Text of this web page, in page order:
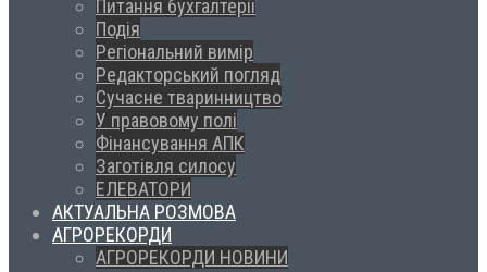
Питання бухгалтерії
Подія
Регіональний вимір
Редакторський погляд
Сучасне тваринництво
У правовому полі
Фінансування АПК
Заготівля силосу
ЕЛЕВАТОРИ
АКТУАЛЬНА РОЗМОВА
АГРОРЕКОРДИ
АГРОРЕКОРДИ НОВИНИ